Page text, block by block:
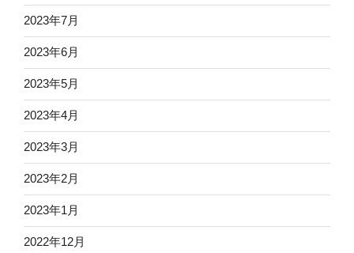
2023年7月
2023年6月
2023年5月
2023年4月
2023年3月
2023年2月
2023年1月
2022年12月